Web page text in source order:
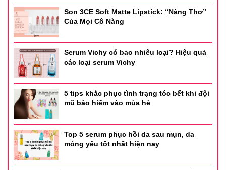
Son 3CE Soft Matte Lipstick: “Nàng Thơ”
Của Mọi Cô Nàng
Serum Vichy có bao nhiêu loại? Hiệu quả
các loại serum Vichy
5 tips khắc phục tình trạng tóc bết khi đội
mũ bảo hiểm vào mùa hè
Top 5 serum phục hồi da sau mụn, da
mỏng yếu tốt nhất hiện nay